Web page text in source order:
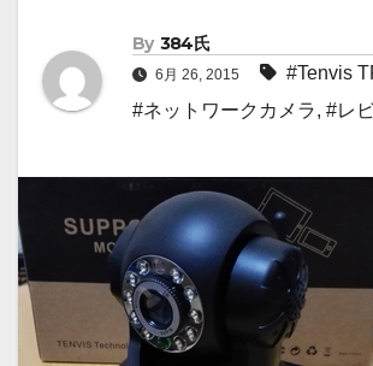
By 384氏
6月 26, 2015 #Tenvis
#ネットワークカメラ, #レ